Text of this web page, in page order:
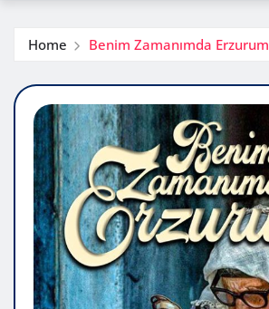
Home Benim Zamanımda Erzurum